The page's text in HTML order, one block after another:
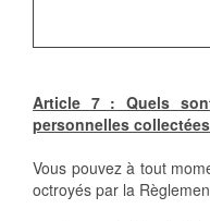
Article 7 : Quels
personnelles
Vous pouvez à tout
octroyés par la